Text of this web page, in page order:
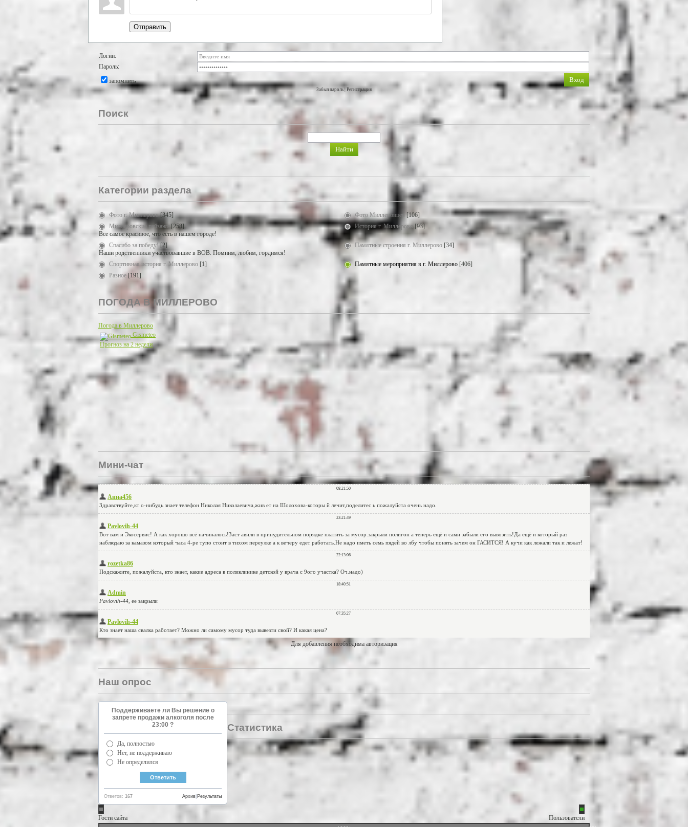
Отправить
Логин:
Пароль:
запомнить
Забыл пароль|Регистрация
Поиск
Категории раздела
Фото г. Миллерово [345] Фото Миллеровцев [106]
Миллеровские пейзажи [258]
Все самое красивое, что есть в нашем городе!
История г. Миллерово [93]
Спасибо за победу! [2]
Наши родственники участвовавшие в ВОВ. Помним, любим, гордимся!
Памятные строения г. Миллерово [34]
Спортивная история г. Миллерово [1] Памятные мероприятия в г. Миллерово [406]
Разное [191]
ПОГОДА В МИЛЛЕРОВО
Погода в Миллерово
Gismeteo
Прогноз на 2 недели
Мини-чат
Для добавления необходима авторизация
Наш опрос
Поддерживаете ли Вы решение о
запрете продажи алкоголя после
23:00 ?
Да, полностью
Нет, не поддерживаю
Не определился
Ответов: 167 Результаты
Архив
Статистика
Гости сайта
Пользователи